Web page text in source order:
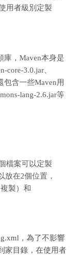
用者級別定製
庫，Maven本身是
core-3.0.jar、
包含一些Maven用
lang-2.6.jar等
檔案可以定製
放在2個位置，
製） 和
， 為了不影響
家目錄，在使用者